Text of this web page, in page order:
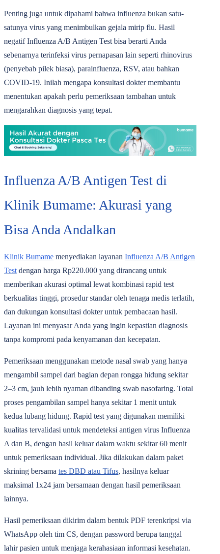
Penting juga untuk dipahami bahwa influenza bukan satu-
satunya virus yang menimbulkan gejala mirip flu. Hasil
negatif Influenza A/B Antigen Test bisa berarti Anda
sebenarnya terinfeksi virus pernapasan lain seperti rhinovirus
(penyebab pilek biasa), parainfluenza, RSV, atau bahkan
COVID-19. Inilah mengapa konsultasi dokter membantu
menentukan apakah perlu pemeriksaan tambahan untuk
mengarahkan diagnosis yang tepat.
Influenza A/B Antigen Test di
Klinik Bumame: Akurasi yang
Bisa Anda Andalkan
Klinik Bumame menyediakan layanan Influenza A/B Antigen
Test dengan harga Rp220.000 yang dirancang untuk
memberikan akurasi optimal lewat kombinasi rapid test
berkualitas tinggi, prosedur standar oleh tenaga medis terlatih,
dan dukungan konsultasi dokter untuk pembacaan hasil.
Layanan ini menyasar Anda yang ingin kepastian diagnosis
tanpa kompromi pada kenyamanan dan kecepatan.
Pemeriksaan menggunakan metode nasal swab yang hanya
mengambil sampel dari bagian depan rongga hidung sekitar
2‒3 cm, jauh lebih nyaman dibanding swab nasofaring. Total
proses pengambilan sampel hanya sekitar 1 menit untuk
kedua lubang hidung. Rapid test yang digunakan memiliki
kualitas tervalidasi untuk mendeteksi antigen virus Influenza
A dan B, dengan hasil keluar dalam waktu sekitar 60 menit
untuk pemeriksaan individual. Jika dilakukan dalam paket
skrining bersama tes DBD atau Tifus, hasilnya keluar
maksimal 1x24 jam bersamaan dengan hasil pemeriksaan
lainnya.
Hasil pemeriksaan dikirim dalam bentuk PDF terenkripsi via
WhatsApp oleh tim CS, dengan password berupa tanggal
lahir pasien untuk menjaga kerahasiaan informasi kesehatan.